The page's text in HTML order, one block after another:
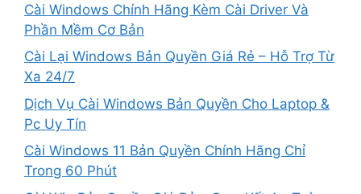
Cài Windows Chính Hãng Kèm Cài Driver Và
Phần Mềm Cơ Bản
Cài Lại Windows Bản Quyền Giá Rẻ – Hỗ Trợ Từ
Xa 24/7
Dịch Vụ Cài Windows Bản Quyền Cho Laptop &
Pc Uy Tín
Cài Windows 11 Bản Quyền Chính Hãng Chỉ
Trong 60 Phút